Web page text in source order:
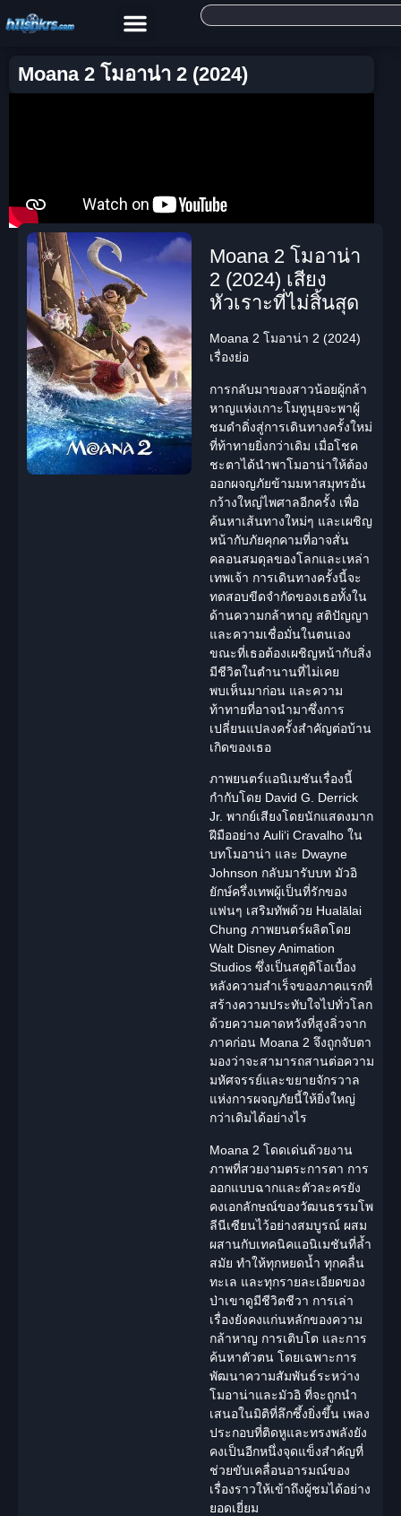
Moana 2 โมอาน่า 2 (2024)
Moana 2 โมอาน่า
2 (2024) เสียง
หัวเราะที่ไม่สิ้นสุด
Moana 2 โมอาน่า 2 (2024)
เรื่องย่อ
การกลับมาของสาวน้อยผู้กล้า
หาญแห่งเกาะโมทูนุยจะพาผู้
ชมดำดิ่งสู่การเดินทางครั้งใหม่
ที่ท้าทายยิ่งกว่าเดิม เมื่อโชค
ชะตาได้นำพาโมอาน่าให้ต้อง
ออกผจญภัยข้ามมหาสมุทรอัน
กว้างใหญ่ไพศาลอีกครั้ง เพื่อ
ค้นหาเส้นทางใหม่ๆ และเผชิญ
หน้ากับภัยคุกคามที่อาจสั่น
คลอนสมดุลของโลกและเหล่า
เทพเจ้า การเดินทางครั้งนี้จะ
ทดสอบขีดจำกัดของเธอทั้งใน
ด้านความกล้าหาญ สติปัญญา
และความเชื่อมั่นในตนเอง
ขณะที่เธอต้องเผชิญหน้ากับสิ่ง
มีชีวิตในตำนานที่ไม่เคย
พบเห็นมาก่อน และความ
ท้าทายที่อาจนำมาซึ่งการ
เปลี่ยนแปลงครั้งสำคัญต่อบ้าน
เกิดของเธอ
ภาพยนตร์แอนิเมชันเรื่องนี้
กำกับโดย David G. Derrick
Jr. พากย์เสียงโดยนักแสดงมาก
ฝีมืออย่าง Auliʻi Cravalho ใน
บทโมอาน่า และ Dwayne
Johnson กลับมารับบท มัวอิ
ยักษ์ครึ่งเทพผู้เป็นที่รักของ
แฟนๆ เสริมทัพด้วย Hualālai
Chung ภาพยนตร์ผลิตโดย
Walt Disney Animation
Studios ซึ่งเป็นสตูดิโอเบื้อง
หลังความสำเร็จของภาคแรกที่
สร้างความประทับใจไปทั่วโลก
ด้วยความคาดหวังที่สูงลิ่วจาก
ภาคก่อน Moana 2 จึงถูกจับตา
มองว่าจะสามารถสานต่อความ
มหัศจรรย์และขยายจักรวาล
แห่งการผจญภัยนี้ให้ยิ่งใหญ่
กว่าเดิมได้อย่างไร
Moana 2 โดดเด่นด้วยงาน
ภาพที่สวยงามตระการตา การ
ออกแบบฉากและตัวละครยัง
คงเอกลักษณ์ของวัฒนธรรมโพ
ลีนีเซียนไว้อย่างสมบูรณ์ ผสม
ผสานกับเทคนิคแอนิเมชันที่ล้ำ
สมัย ทำให้ทุกหยดน้ำ ทุกคลื่น
ทะเล และทุกรายละเอียดของ
ป่าเขาดูมีชีวิตชีวา การเล่า
เรื่องยังคงแก่นหลักของความ
กล้าหาญ การเติบโต และการ
ค้นหาตัวตน โดยเฉพาะการ
พัฒนาความสัมพันธ์ระหว่าง
โมอาน่าและมัวอิ ที่จะถูกนำ
เสนอในมิติที่ลึกซึ้งยิ่งขึ้น เพลง
ประกอบที่ติดหูและทรงพลังยัง
คงเป็นอีกหนึ่งจุดแข็งสำคัญที่
ช่วยขับเคลื่อนอารมณ์ของ
เรื่องราวให้เข้าถึงผู้ชมได้อย่าง
ยอดเยี่ยม